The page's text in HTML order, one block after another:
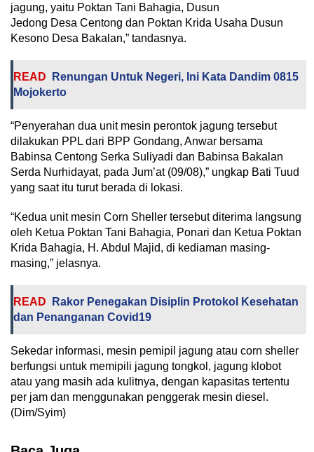
jagung, yaitu Poktan Tani Bahagia, Dusun
Jedong Desa Centong dan Poktan Krida Usaha Dusun
Kesono Desa Bakalan,” tandasnya.
READ
Renungan Untuk Negeri, Ini Kata Dandim 0815
Mojokerto
“Penyerahan dua unit mesin perontok jagung tersebut
dilakukan PPL dari BPP Gondang, Anwar bersama
Babinsa Centong Serka Suliyadi dan Babinsa Bakalan
Serda Nurhidayat, pada Jum’at (09/08),” ungkap Bati Tuud
yang saat itu turut berada di lokasi.
“Kedua unit mesin Corn Sheller tersebut diterima langsung
oleh Ketua Poktan Tani Bahagia, Ponari dan Ketua Poktan
Krida Bahagia, H. Abdul Majid, di kediaman masing-
masing,” jelasnya.
READ
Rakor Penegakan Disiplin Protokol Kesehatan
dan Penanganan Covid19
Sekedar informasi, mesin pemipil jagung atau corn sheller
berfungsi untuk memipili jagung tongkol, jagung klobot
atau yang masih ada kulitnya, dengan kapasitas tertentu
per jam dan menggunakan penggerak mesin diesel.
(Dim/Syim)